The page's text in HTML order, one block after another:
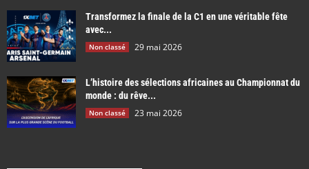
Transformez la finale de la C1 en une véritable fête
avec...
Non classé 29 mai 2026
L’histoire des sélections africaines au Championnat du
monde : du rêve...
Non classé 23 mai 2026